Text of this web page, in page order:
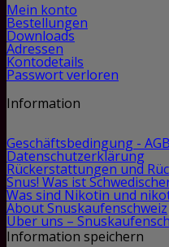
Mein konto
Bestellungen
Downloads
Adressen
Kontodetails
Passwort verloren
Information
Geschäftsbedingung - AGB
Datenschutzerklärung
Rückerstattungen und
Snus! Was ist
Was sind Nikotin und
About Snuskaufenschweiz
Über uns –
Information speichern